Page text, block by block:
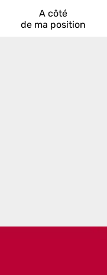
A côté
de ma position